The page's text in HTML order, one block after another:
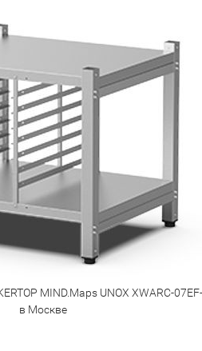
MIND.Maps UNOX XWARC-
в Москве